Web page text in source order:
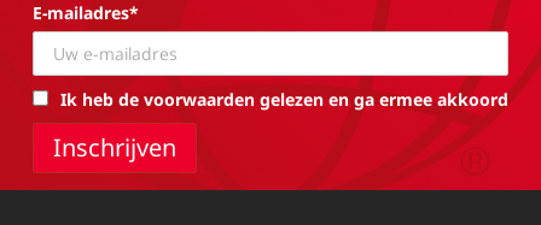
E-mailadres*
Ik heb de voorwaarden gelezen en ga ermee akkoord